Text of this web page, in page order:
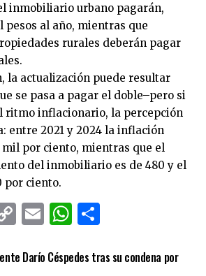
inmobiliario urbano pagarán,
al año, mientras que
rurales deberán pagar
la actualización puede resultar
se pasa a pagar el doble–pero si
ritmo inflacionario, la percepción
entre 2021 y 2024 la inflación
mil por ciento, mientras que el
del inmobiliario es de 480 y el
por ciento.
CopyEmailWhatsApp
Darío Céspedes tras su condena por